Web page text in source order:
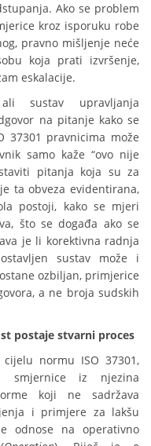
Ako se problem
kroz isporuku robe
pravno mišljenje neće
koja prati izvršenje,
eskalacije.
sustav upravljanja
na pitanje kako se
37301 pravnicima može
samo kaže “ovo nije
pitanja koja su za
ta obveza evidentirana,
postoji, kako se mjeri
što se događa ako se
je li korektivna radnja
sustav može i
ozbiljan, primjerice
a ne broja sudskih
postaje stvarni proces
normu ISO 37301,
smjernice iz njezina
koji ne sadržava
i primjere za lakšu
odnose na operativno